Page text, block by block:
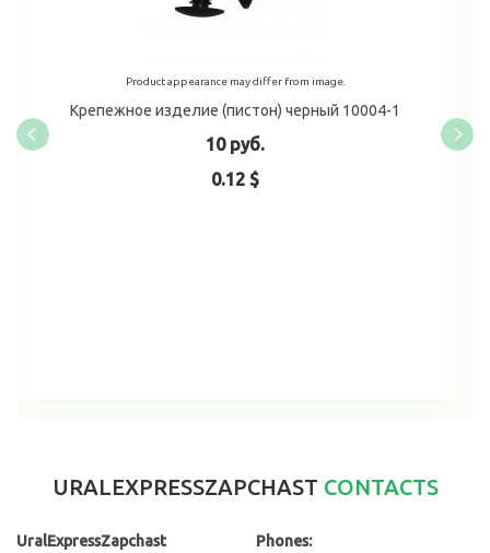
Product appearance may differ from image.
Крепежное изделие (пистон) черный 10004-1
10 руб.
0.12 $
URALEXPRESSZAPCHAST CONTACTS
UralExpressZapchast
Phones: